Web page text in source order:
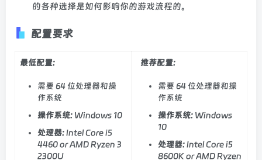
的各种选择是如何影响你的游戏流程的。
配置要求
最低配置:
需要 64 位处理器和操
作系统
操作系统: Windows 10
处理器:Intel Core i5
4460 or AMD Ryzen 3
2300U
推荐配置:
需要 64 位处理器和操
作系统
操作系统: Windows
10
处理器:Intel Core i5
8600K or AMD Ryzen